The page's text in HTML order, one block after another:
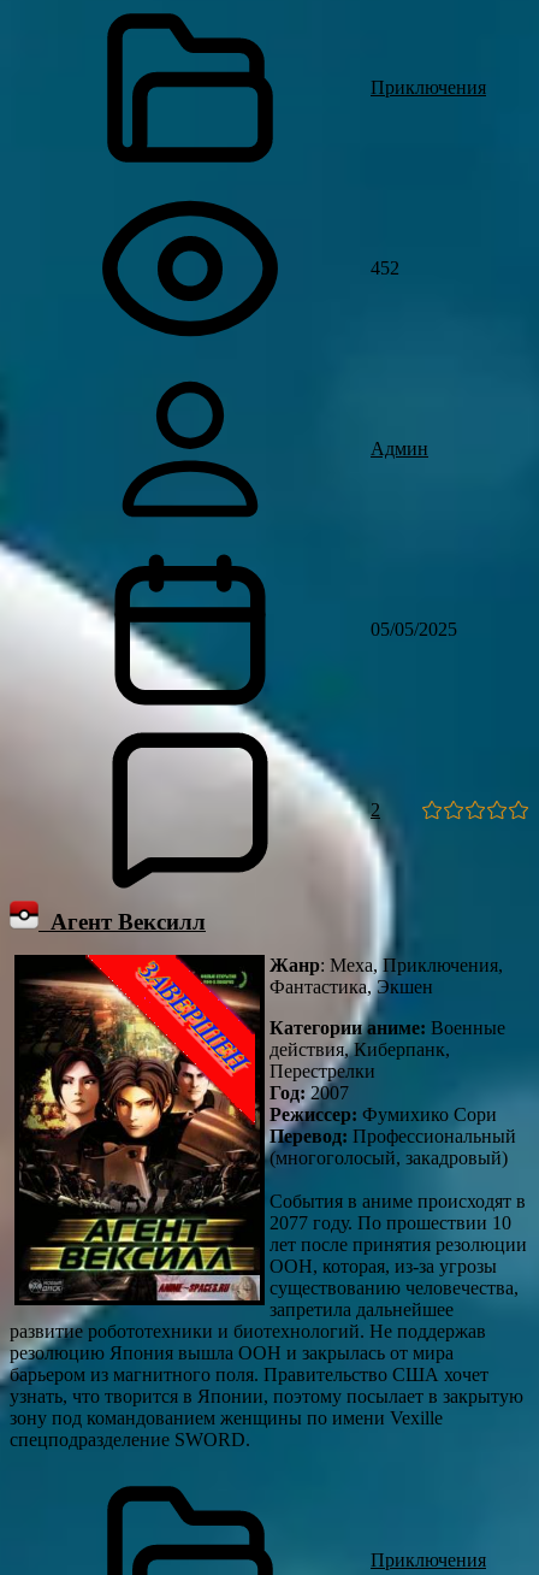
Приключения
452
Админ
05/05/2025
2
Агент Вексилл
Жанр: Меха, Приключения,
Фантастика, Экшен
Категории аниме: Военные
действия, Киберпанк,
Перестрелки
Год: 2007
Режиссер: Фумихико Сори
Перевод: Профессиональный
(многоголосый, закадровый)
События в аниме происходят в
2077 году. По прошествии 10
лет после принятия резолюции
ООН, которая, из-за угрозы
существованию человечества,
запретила дальнейшее
развитие робототехники и биотехнологий. Не поддержав
резолюцию Япония вышла ООН и закрылась от мира
барьером из магнитного поля. Правительство США хочет
узнать, что творится в Японии, поэтому посылает в закрытую
зону под командованием женщины по имени Vexille
спецподразделение SWORD.
Приключения